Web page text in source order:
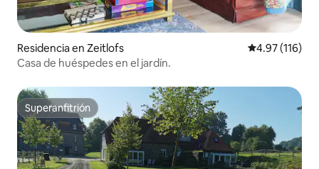
Residencia en Zeitlofs Calificación
4.97 (116)
Casa de huéspedes en el jardín.
Superanfitrión
Superanfitrión